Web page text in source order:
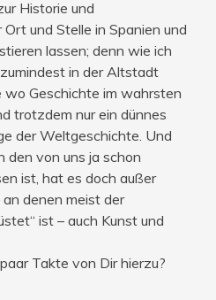
Historie und
und Stelle in Spanien und
lassen; denn wie ich
in der Altstadt
wo Geschichte im wahrsten
trotzdem nur ein dünnes
der Weltgeschichte. Und
den von uns ja schon
ist, hat es doch außer
denen meist der
ist – auch Kunst und
Takte von Dir hierzu?